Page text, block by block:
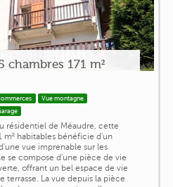
chambres 171 m²
Vue montagne
résidentiel de Méaudre, cette
m² habitables bénéficie d'un
vue imprenable sur les
se compose d'une pièce de vie
offrant un bel espace de vie
terrasse. La vue depuis la pièce